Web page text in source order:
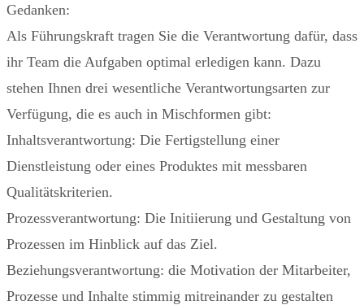
Gedanken:
Als Führungskraft tragen Sie die Verantwortung dafür, dass
ihr Team die Aufgaben optimal erledigen kann. Dazu
stehen Ihnen drei wesentliche Verantwortungsarten zur
Verfügung, die es auch in Mischformen gibt:
Inhaltsverantwortung: Die Fertigstellung einer
Dienstleistung oder eines Produktes mit messbaren
Qualitätskriterien.
Prozessverantwortung: Die Initiierung und Gestaltung von
Prozessen im Hinblick auf das Ziel.
Beziehungsverantwortung: die Motivation der Mitarbeiter,
Prozesse und Inhalte stimmig mitreinander zu gestalten